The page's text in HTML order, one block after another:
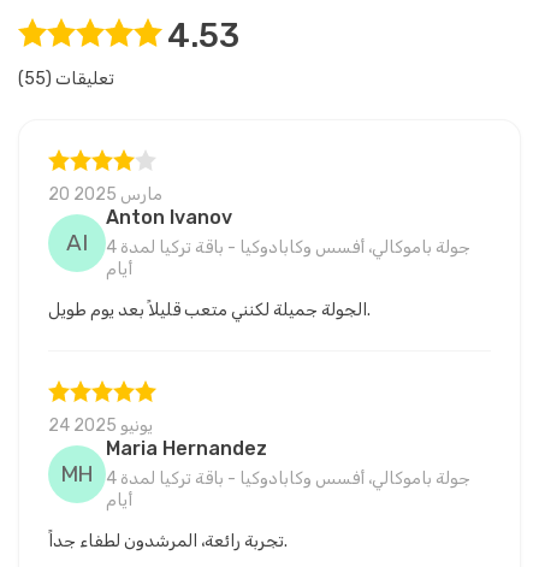
4.53
(55) تعليقات
20 مارس 2025
AI
Anton Ivanov
جولة باموكالي، أفسس وكابادوكيا - باقة تركيا لمدة 4
أيام
الجولة جميلة لكنني متعب قليلاً بعد يوم طويل.
24 يونيو 2025
MH
Maria Hernandez
جولة باموكالي، أفسس وكابادوكيا - باقة تركيا لمدة 4
أيام
تجربة رائعة، المرشدون لطفاء جداً.